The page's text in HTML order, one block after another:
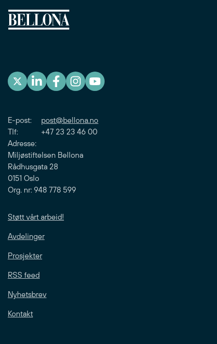
E-post: post@bellona.no
Tlf: +47 23 23 46 00
Adresse:
Miljøstiftelsen Bellona
Rådhusgata 28
0151 Oslo
Org. nr: 948 778 599
Støtt vårt arbeid!
Avdelinger
Prosjekter
RSS feed
Nyhetsbrev
Kontakt